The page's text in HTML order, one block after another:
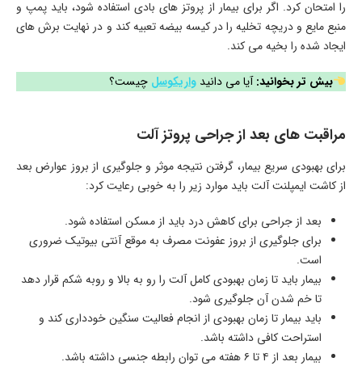
را امتحان کرد. اگر برای بیمار از پروتز های بادی استفاده شود، باید پمپ و
منبع مایع و دریچه تخلیه را در کیسه بیضه تعبیه کند و در نهایت برش های
ایجاد شده را بخیه می کند.
بیش تر بخوانید:آیا می دانید واریکوسل چیست؟
مراقبت های بعد از جراحی پروتز آلت
برای بهبودی سریع بیمار، گرفتن نتیجه موثر و جلوگیری از بروز عوارض بعد
از کاشت ایمپلنت آلت باید موارد زیر را به خوبی رعایت کرد:
بعد از جراحی برای کاهش درد باید از مسکن استفاده شود.
برای جلوگیری از بروز عفونت مصرف به موقع آنتی بیوتیک ضروری
است.
بیمار باید تا زمان بهبودی کامل آلت را رو به بالا و روبه شکم قرار دهد
تا خم شدن آن جلوگیری شود.
باید بیمار تا زمان بهبودی از انجام فعالیت سنگین خودداری کند و
استراحت کافی داشته باشد.
بیمار بعد از ۴ تا ۶ هفته می توان رابطه جنسی داشته باشد.